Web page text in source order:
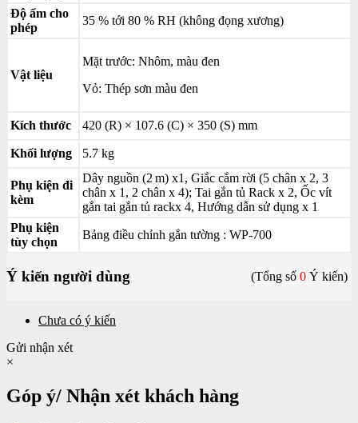
Độ ẩm cho
phép
35 % tới 80 % RH (không đọng xương)
Vật liệu
Mặt trước: Nhôm, màu đen
Vỏ: Thép sơn màu đen
Kích thước 420 (R) × 107.6 (C) × 350 (S) mm
Khối lượng 5.7 kg
Phụ kiện đi
kèm
Dây nguồn (2 m) x1, Giắc cắm rời (5 chân x 2, 3
chân x 1, 2 chân x 4); Tai gắn tủ Rack x 2, Ốc vít
gắn tai gắn tủ rackx 4, Hướng dẫn sử dụng x 1
Phụ kiện
tùy chọn
Bảng điều chỉnh gắn tường : WP-700
Ý kiến người dùng (Tổng số 0 Ý kiến)
Chưa có ý kiến
Gửi nhận xét
×
Góp ý/ Nhận xét khách hàng